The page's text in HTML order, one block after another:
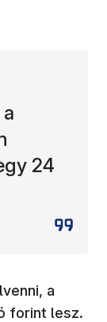
24
a
forint lesz.